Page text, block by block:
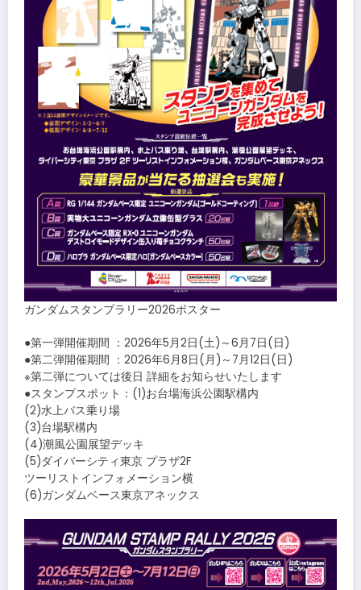
ガンダムスタンプラリー2026ポスター
●第一弾開催期間 ：2026年5月2日(土)～6月7日(日)
●第二弾開催期間 ：2026年6月8日(月)～7月12日(日)
※第二弾については後日 詳細をお知らせいたします
●スタンプスポット：(1)お台場海浜公園駅構内
(2)水上バス乗り場
(3)台場駅構内
(4)潮風公園展望デッキ
(5)ダイバーシティ東京 プラザ2F
ツーリストインフォメーション横
(6)ガンダムベース東京アネックス